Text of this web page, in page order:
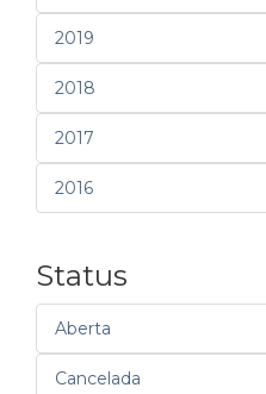
2019
2018
2017
2016
Status
Aberta
Cancelada